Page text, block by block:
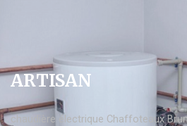
ARTISAN
chaudière électrique Chaffoteaux